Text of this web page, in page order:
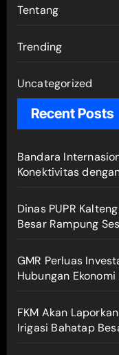
Tentang
Trending
Uncategorized
Recent Posts
Bandara
Konektivitas
Dinas PUPR
Besar Rampung
GMR Perluas
Hubungan
FKM Akan
Irigasi Bahatap